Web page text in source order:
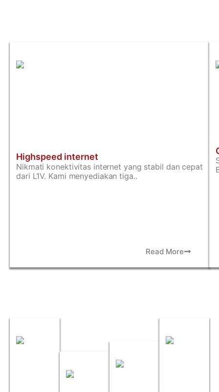
Highspeed internet
Nikmati konektivitas internet yang stabil dan cepat
dari L1V. Kami menyediakan tiga..
Read More